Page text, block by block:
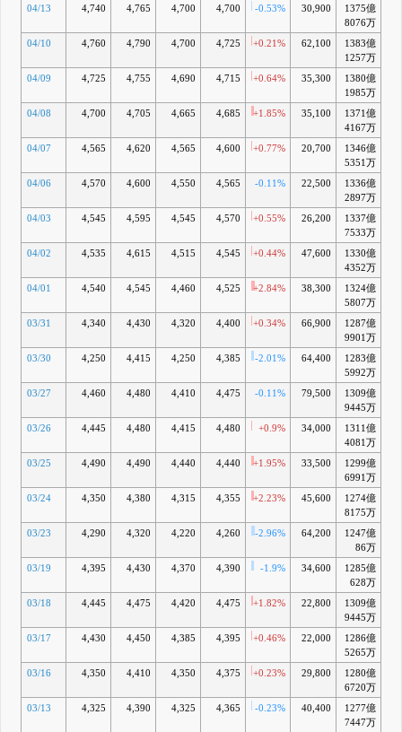
04/13 4,740 4,765 4,700 4,700 -0.53% 30,900
1375億
8076万
04/10 4,760 4,790 4,700 4,725 +0.21% 62,100
1383億
1257万
04/09 4,725 4,755 4,690 4,715 +0.64% 35,300
1380億
1985万
04/08 4,700 4,705 4,665 4,685 +1.85% 35,100
1371億
4167万
04/07 4,565 4,620 4,565 4,600 +0.77% 20,700
1346億
5351万
04/06 4,570 4,600 4,550 4,565 -0.11% 22,500
1336億
2897万
04/03 4,545 4,595 4,545 4,570 +0.55% 26,200
1337億
7533万
04/02 4,535 4,615 4,515 4,545 +0.44% 47,600
1330億
4352万
04/01 4,540 4,545 4,460 4,525 +2.84% 38,300
1324億
5807万
03/31 4,340 4,430 4,320 4,400 +0.34% 66,900
1287億
9901万
03/30 4,250 4,415 4,250 4,385 -2.01% 64,400
1283億
5992万
03/27 4,460 4,480 4,410 4,475 -0.11% 79,500
1309億
9445万
03/26 4,445 4,480 4,415 4,480 +0.9% 34,000
1311億
4081万
03/25 4,490 4,490 4,440 4,440 +1.95% 33,500
1299億
6991万
03/24 4,350 4,380 4,315 4,355 +2.23% 45,600
1274億
8175万
03/23 4,290 4,320 4,220 4,260 -2.96% 64,200
1247億
86万
03/19 4,395 4,430 4,370 4,390 -1.9% 34,600
1285億
628万
03/18 4,445 4,475 4,420 4,475 +1.82% 22,800
1309億
9445万
03/17 4,430 4,450 4,385 4,395 +0.46% 22,000
1286億
5265万
03/16 4,350 4,410 4,350 4,375 +0.23% 29,800
1280億
6720万
03/13 4,325 4,390 4,325 4,365 -0.23% 40,400
1277億
7447万